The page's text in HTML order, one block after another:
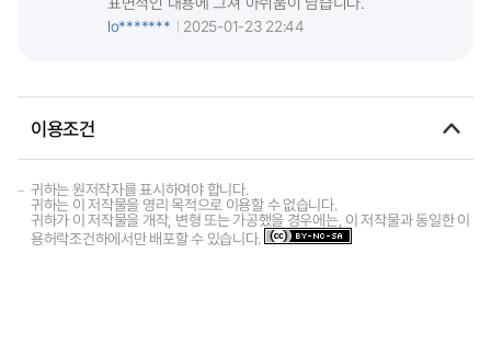
lo*******
2025-01-23 22:44
이용조건
귀하는 원저작자를 표시하여야 합니다.
귀하는 이 저작물을 영리 목적으로 이용할 수 없습니다.
귀하가 이 저작물을 개작, 변형 또는 가공했을 경우에는, 이 저작물과 동일한 이
용허락조건하에서만 배포할 수 있습니다.